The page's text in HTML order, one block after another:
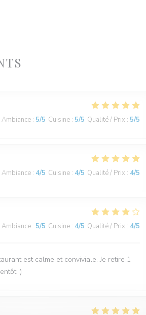
Ambiance : 5/5 Cuisine : 5/5 Qualité / Prix : 5/5
Ambiance : 4/5 Cuisine : 4/5 Qualité / Prix : 4/5
Ambiance : 5/5 Cuisine : 4/5 Qualité / Prix : 4/5
est calme et conviviale. Je retire 1
:)